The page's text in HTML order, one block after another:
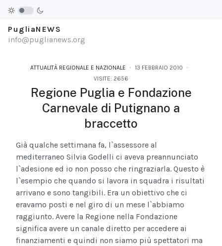
PugliaNEWS
info@puglianews.org
ATTUALITÀ REGIONALE E NAZIONALE
13 FEBBRAIO 2010
VISITE: 2656
Regione Puglia e Fondazione
Carnevale di Putignano a
braccetto
Già qualche settimana fa, l`assessore al
mediterraneo Silvia Godelli ci aveva preannunciato
l`adesione ed io non posso che ringraziarla. Questo è
l`esempio che quando si lavora in squadra i risultati
arrivano e sono tangibili. Era un obiettivo che ci
eravamo posti e nel giro di un mese l`abbiamo
raggiunto. Avere la Regione nella Fondazione
significa avere un canale diretto per accedere ai
finanziamenti e quindi non siamo più spettatori ma